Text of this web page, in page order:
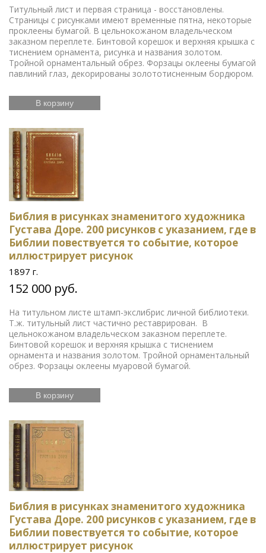
Титульный лист и первая страница - восстановлены.
Страницы с рисунками имеют временные пятна, некоторые
проклеены бумагой. В цельнокожаном владельческом
заказном переплете. Бинтовой корешок и верхняя крышка с
тиснением орнамента, рисунка и названия золотом.
Тройной орнаментальный обрез. Форзацы оклеены бумагой
павлиний глаз, декорированы золототисненным бордюром.
В корзину
Библия в рисунках знаменитого художника
Густава Доре. 200 рисунков с указанием, где в
Библии повествуется то событие, которое
иллюстрирует рисунок
1897 г.
152 000 руб.
На титульном листе штамп-экслибрис личной библиотеки.
Т.ж. титульный лист частично реставрирован. В
цельнокожаном владельческом заказном переплете.
Бинтовой корешок и верхняя крышка с тиснением
орнамента и названия золотом. Тройной орнаментальный
обрез. Форзацы оклеены муаровой бумагой.
В корзину
Библия в рисунках знаменитого художника
Густава Доре. 200 рисунков с указанием, где в
Библии повествуется то событие, которое
иллюстрирует рисунок